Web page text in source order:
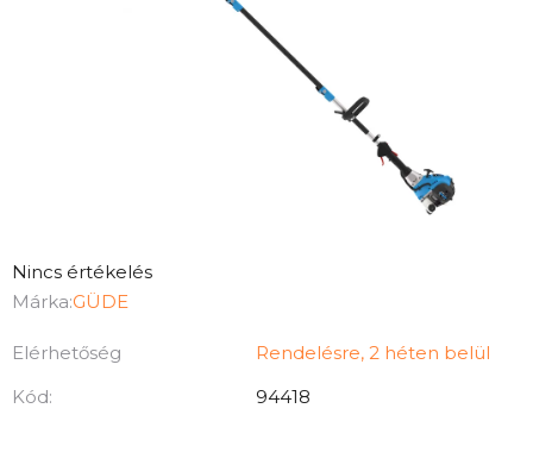
A
termék
értékelése
5-
Nincs értékelés
Márka:GÜDE
Elérhetőség
Rendelésre, 2 héten belül
Kód:
94418